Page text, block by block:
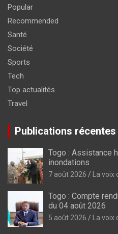
Popular
Recommended
Santé
Société
Sports
Tech
Top actualités
Travel
Publications récentes
Togo : Assistance
inondations
7 août 2026 La voix
Togo : Compte
du 04 août 2026
5 août 2026 La voix